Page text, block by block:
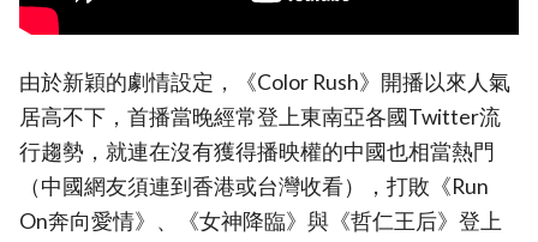
由於新穎的劇情設定，《Color Rush》開播以來人氣
居高不下，首播當晚經常登上東南亞各國Twitter流
行趨勢，就連在沒有獲得播映權的中國也相當熱門
（中國網友須連到香港或台灣收看），打敗《Run
On奔向愛情》、《女神降臨》與《哲仁王后》登上